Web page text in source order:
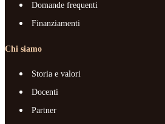
Domande frequenti
Finanziamenti
Chi siamo
Storia e valori
Docenti
Partner